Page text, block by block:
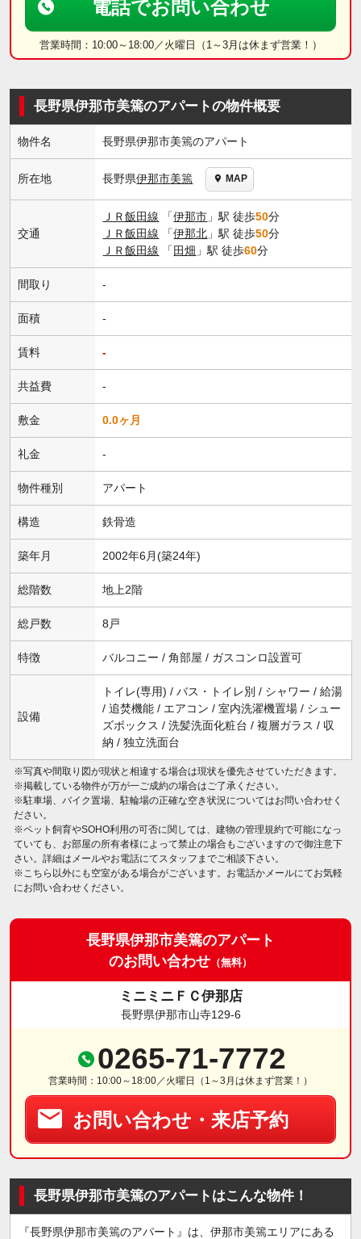
電話でお問い合わせ
営業時間：10:00～18:00／火曜日（1～3月は休まず営業！）
長野県伊那市美篶のアパートの物件概要
物件名 長野県伊那市美篶のアパート
所在地 長野県伊那市美篶 MAP
交通
ＪＲ飯田線 「伊那市 」駅 徒歩50分
ＪＲ飯田線 「伊那北 」駅 徒歩50分
ＪＲ飯田線 「 田畑 」駅 徒歩60分
間取り -
面積 -
賃料 -
共益費 -
敷金 0.0ヶ月
礼金 -
物件種別 アパート
構造 鉄骨造
築年月 2002年6月(築24年)
総階数 地上2階
総戸数 8戸
特徴 バルコニー / 角部屋 / ガスコンロ設置可
設備
トイレ(専用) / バス・トイレ別 / シャワー / 給湯
/ 追焚機能 / エアコン / 室内洗濯機置場 / シュー
ズボックス / 洗髪洗面化粧台 / 複層ガラス / 収
納 / 独立洗面台
※写真や間取り図が現状と相違する場合は現状を優先させていただきます。
※掲載している物件が万が一ご成約の場合はご了承ください。
※駐車場、バイク置場、駐輪場の正確な空き状況についてはお問い合わせく
ださい。
※ペット飼育やSOHO利用の可否に関しては、建物の管理規約で可能になっ
ていても、お部屋の所有者様によって禁止の場合もございますので御注意下
さい。詳細はメールやお電話にてスタッフまでご相談下さい。
※こちら以外にも空室がある場合がございます。お電話かメールにてお気軽
にお問い合わせください。
長野県伊那市美篶のアパート
のお問い合わせ （無料）
ミニミニＦＣ伊那店
長野県伊那市山寺129-6
0265-71-7772
営業時間：10:00～18:00／火曜日（1～3月は休まず営業！）
お問い合わせ・来店予約
長野県伊那市美篶のアパートはこんな物件！
『長野県伊那市美篶のアパート』は、伊那市美篶エリアにある